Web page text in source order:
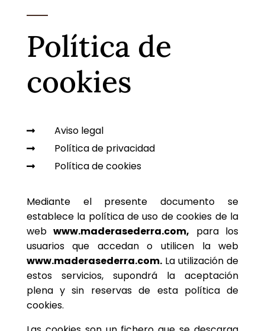
Política de
cookies
 Aviso legal
 Política de privacidad
 Política de cookies
Mediante el presente documento se
establece la política de uso de cookies de la
webwww.maderasederra.com, para los
usuarios que accedan o utilicen la web
www.maderasederra.com.La utilización de
estos servicios, supondrá la aceptación
plena y sin reservas de esta política de
cookies.